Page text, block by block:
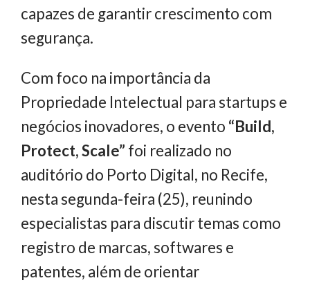
capazes de garantir crescimento com
segurança.
Com foco na importância da
Propriedade Intelectual para startups e
negócios inovadores, o evento “Build,
Protect, Scale” foi realizado no
auditório do Porto Digital, no Recife,
nesta segunda-feira (25), reunindo
especialistas para discutir temas como
registro de marcas, softwares e
patentes, além de orientar